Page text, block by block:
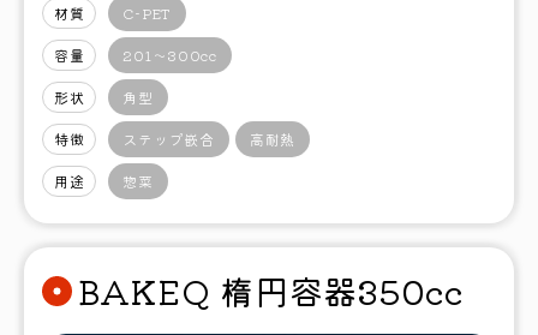
材質 C-PET
容量 201〜300cc
形状 角型
特徴 ステップ嵌合 高耐熱
用途 惣菜
BAKEQ 楕円容器350cc